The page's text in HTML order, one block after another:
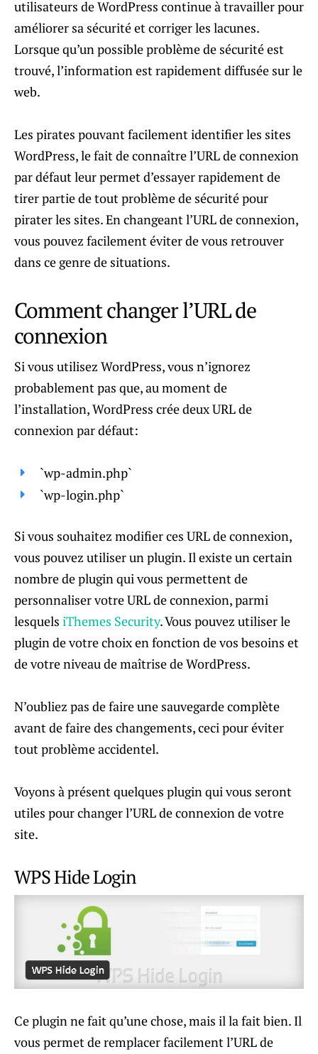
utilisateurs de WordPress continue à travailler pour
améliorer sa sécurité et corriger les lacunes.
Lorsque qu’un possible problème de sécurité est
trouvé, l’information est rapidement diffusée sur le
web.
Les pirates pouvant facilement identifier les sites
WordPress, le fait de connaître l’URL de connexion
par défaut leur permet d’essayer rapidement de
tirer partie de tout problème de sécurité pour
pirater les sites. En changeant l’URL de connexion,
vous pouvez facilement éviter de vous retrouver
dans ce genre de situations.
Comment changer l’URL de
connexion
Si vous utilisez WordPress, vous n’ignorez
probablement pas que, au moment de
l’installation, WordPress crée deux URL de
connexion par défaut:
`wp-admin.php`
`wp-login.php`
Si vous souhaitez modifier ces URL de connexion,
vous pouvez utiliser un plugin. Il existe un certain
nombre de plugin qui vous permettent de
personnaliser votre URL de connexion, parmi
lesquels iThemes Security. Vous pouvez utiliser le
plugin de votre choix en fonction de vos besoins et
de votre niveau de maîtrise de WordPress.
N’oubliez pas de faire une sauvegarde complète
avant de faire des changements, ceci pour éviter
tout problème accidentel.
Voyons à présent quelques plugin qui vous seront
utiles pour changer l’URL de connexion de votre
site.
WPS Hide Login
Ce plugin ne fait qu’une chose, mais il la fait bien. Il
vous permet de remplacer facilement l’URL de